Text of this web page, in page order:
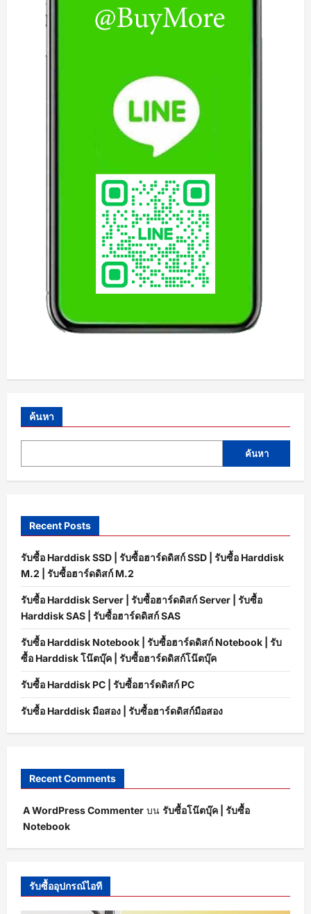
ค้นหา
ค้นหา
Recent Posts
รับซื้อ Harddisk SSD | รับซื้อฮาร์ดดิสก์ SSD | รับซื้อ Harddisk
M.2 | รับซื้อฮาร์ดดิสก์ M.2
รับซื้อ Harddisk Server | รับซื้อฮาร์ดดิสก์ Server | รับซื้อ
Harddisk SAS | รับซื้อฮาร์ดดิสก์ SAS
รับซื้อ Harddisk Notebook | รับซื้อฮาร์ดดิสก์ Notebook | รับ
ซื้อ Harddisk โน๊ตบุ๊ค | รับซื้อฮาร์ดดิสก์โน๊ตบุ๊ค
รับซื้อ Harddisk PC | รับซื้อฮาร์ดดิสก์ PC
รับซื้อ Harddisk มือสอง | รับซื้อฮาร์ดดิสก์มือสอง
Recent Comments
A WordPress Commenter บน รับซื้อโน๊ตบุ๊ค | รับซื้อ
Notebook
รับซื้ออุปกรณ์ไอที